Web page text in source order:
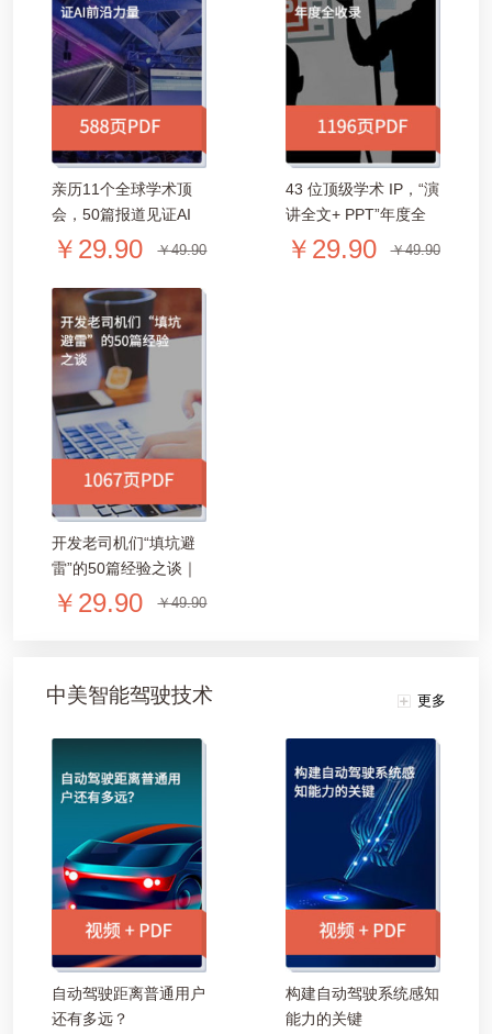
亲历11个全球学术顶
会，50篇报道见证AI
前沿力量 | AI科技评论
PDF」
￥29.90 ￥49.90
43 位顶级学术 IP，“演
讲全文+ PPT”年度全
收录｜AI科技评论
￥29.90 ￥49.90
开发老司机们“填坑避
雷”的50篇经验之谈｜
AI科技评论2017年度
￥29.90 ￥49.90
中美智能驾驶技术 更多
自动驾驶距离普通用户
还有多远？
构建自动驾驶系统感知
能力的关键